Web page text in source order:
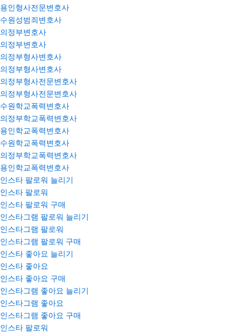
용인형사전문변호사
수원성범죄변호사
의정부변호사
의정부변호사
의정부형사변호사
의정부형사변호사
의정부형사전문변호사
의정부형사전문변호사
수원학교폭력변호사
의정부학교폭력변호사
용인학교폭력변호사
수원학교폭력변호사
의정부학교폭력변호사
용인학교폭력변호사
인스타 팔로워 늘리기
인스타 팔로워
인스타 팔로워 구매
인스타그램 팔로워 늘리기
인스타그램 팔로워
인스타그램 팔로워 구매
인스타 좋아요 늘리기
인스타 좋아요
인스타 좋아요 구매
인스타그램 좋아요 늘리기
인스타그램 좋아요
인스타그램 좋아요 구매
인스타 팔로워